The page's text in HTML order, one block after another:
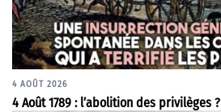
4 AOÛT 2026
4 Août 1789 : l’abolition des privilèges ?